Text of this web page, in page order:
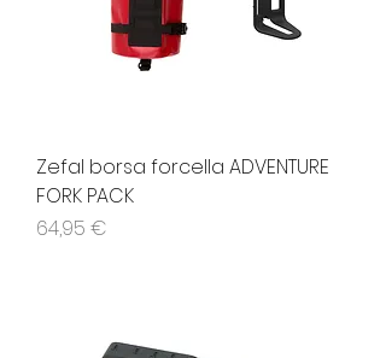
Zefal borsa forcella ADVENTURE
FORK PACK
Prezzo
64,95 €